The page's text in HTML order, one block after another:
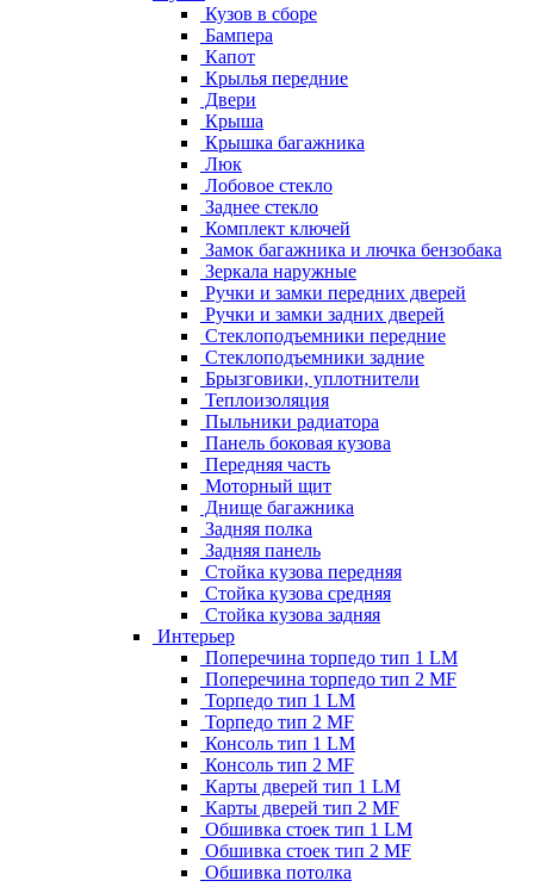
Кузов в сборе
Бампера
Капот
Крылья передние
Двери
Крыша
Крышка багажника
Люк
Лобовое стекло
Заднее стекло
Комплект ключей
Замок багажника и лючка бензобака
Зеркала наружные
Ручки и замки передних дверей
Ручки и замки задних дверей
Стеклоподъемники передние
Стеклоподъемники задние
Брызговики, уплотнители
Теплоизоляция
Пыльники радиатора
Панель боковая кузова
Передняя часть
Моторный щит
Днище багажника
Задняя полка
Задняя панель
Стойка кузова передняя
Стойка кузова средняя
Стойка кузова задняя
Интерьер
Поперечина торпедо тип 1 LM
Поперечина торпедо тип 2 MF
Торпедо тип 1 LM
Торпедо тип 2 MF
Консоль тип 1 LM
Консоль тип 2 MF
Карты дверей тип 1 LM
Карты дверей тип 2 MF
Обшивка стоек тип 1 LM
Обшивка стоек тип 2 MF
Обшивка потолка